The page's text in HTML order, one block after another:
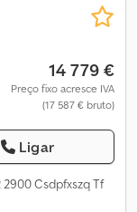
14 779 €
Preço fixo acresce IVA
(17 587 € bruto)
Ligar
2900 Csdpfxszq Tf